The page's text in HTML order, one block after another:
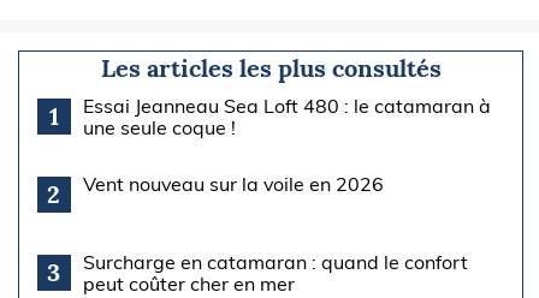
Les articles les plus consultés
1
Essai Jeanneau Sea Loft 480 : le catamaran à
une seule coque !
2 Vent nouveau sur la voile en 2026
3
Surcharge en catamaran : quand le confort
peut coûter cher en mer